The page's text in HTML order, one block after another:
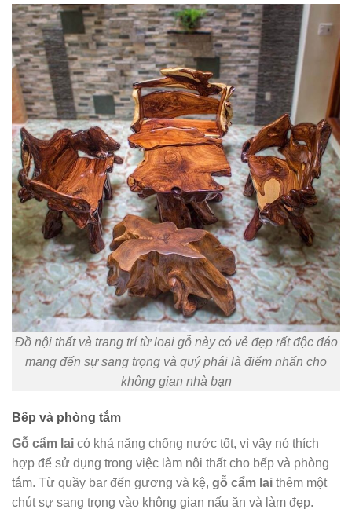
Đồ nội thất và trang trí từ loại gỗ này có vẻ đẹp rất độc đáo
mang đến sự sang trọng và quý phái là điểm nhấn cho
không gian nhà bạn
Bếp và phòng tắm
Gỗ cẩm lai có khả năng chống nước tốt, vì vậy nó thích
hợp để sử dụng trong việc làm nội thất cho bếp và phòng
tắm. Từ quầy bar đến gương và kệ, gỗ cẩm lai thêm một
chút sự sang trọng vào không gian nấu ăn và làm đẹp.